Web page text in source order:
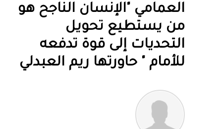
العمامي "الإنسان الناجح هو
من يستطيع تحويل
التحديات إلى قوة تدفعه
للأمام " حاورتها ريم العبدلي